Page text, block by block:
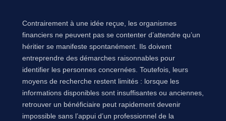
Contrairement à une idée reçue, les organismes
financiers ne peuvent pas se contenter d’attendre qu’un
héritier se manifeste spontanément. Ils doivent
entreprendre des démarches raisonnables pour
identifier les personnes concernées. Toutefois, leurs
moyens de recherche restent limités : lorsque les
informations disponibles sont insuffisantes ou anciennes,
retrouver un bénéficiaire peut rapidement devenir
impossible sans l’appui d’un professionnel de la